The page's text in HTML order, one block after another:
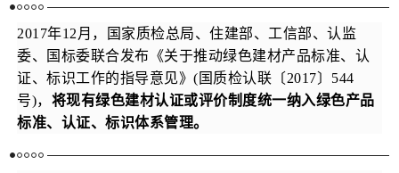
2017年12月，国家质检总局、住建部、工信部、认监
委、国标委联合发布《关于推动绿色建材产品标准、认
证、标识工作的指导意见》(国质检认联〔2017〕544
号)， 将现有绿色建材认证或评价制度统一纳入绿色产品
标准、认证、标识体系管理。